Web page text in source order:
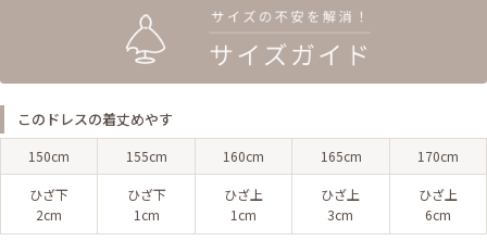
このドレスの着丈めやす
150cm 155cm 160cm 165cm 170cm
ひざ下
2cm
ひざ下
1cm
ひざ上
1cm
ひざ上
3cm
ひざ上
6cm